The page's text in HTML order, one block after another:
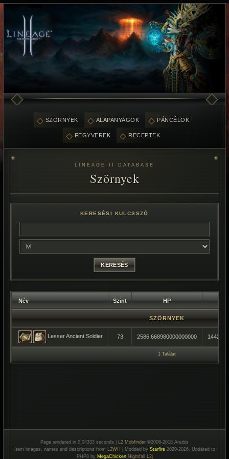
SZÖRNYEK ALAPANYAGOK PÁNCÉLOK
FEGYVEREK RECEPTEK
LINEAGE II DATABASE
Szörnyek
KERESÉSI KULCSSZÓ
Név Szint HP
SZÖRNYEK
Lesser Ancient Soldier 73 2586.668980000000000
1 Találat
Page rendered in 0.04333 seconds | L2 Mobfinder ©2006-2018 Anubis
Item images, names and descriptions from L2WH | Modded by Starfire2020-2026, Updated to
PHP8 by MegaChicken Nightfall L2j